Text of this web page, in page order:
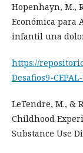
Hopenhayn, M.,
Económica para
infantil una
https://
Desafios9-
LeTendre, M., &
Childhood
Substance Use